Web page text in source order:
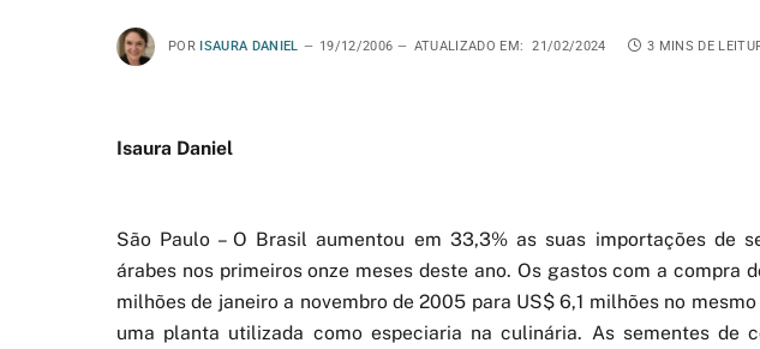
POR ISAURA DANIEL 19/12/2006 ATUALIZADO EM: 21/02/2024 3 MINS DE
Isaura Daniel
São Paulo – O Brasil aumentou em 33,3% as suas importações de
árabes nos primeiros onze meses deste ano. Os gastos com a compra
milhões de janeiro a novembro de 2005 para US$ 6,1 milhões no
uma planta utilizada como especiaria na culinária. As sementes de